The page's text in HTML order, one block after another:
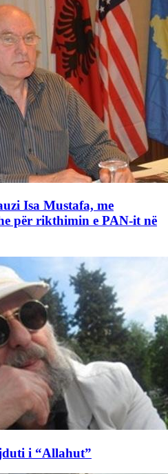
Isa Mustafa, me
për rikthimin e PAN-it në
i “Allahut”